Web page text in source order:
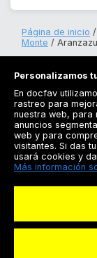
Página de inicio
Monte
Docfav
Especialistas
Personalizamos
En docfav
rastreo para
nuestra web, para
anuncios
web y para
visitantes. Si das
usará cookies y
Más información